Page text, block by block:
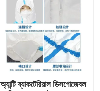
অ্যান্টি ব্যাকটেরিয়াল ডিসপোজেবল